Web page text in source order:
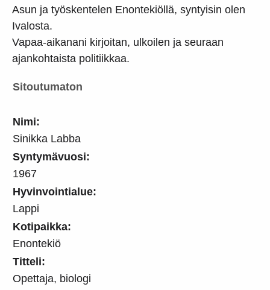
Sitoutumaton
Nimi:
Sinikka Labba
Syntymävuosi:
1967
Hyvinvointialue:
Lappi
Kotipaikka:
Enontekiö
Titteli:
Opettaja, biologi
Asun ja työskentelen Enontekiöllä, syntyisin olen
Ivalosta.
Vapaa-aikanani kirjoitan, ulkoilen ja seuraan
ajankohtaista politiikkaa.